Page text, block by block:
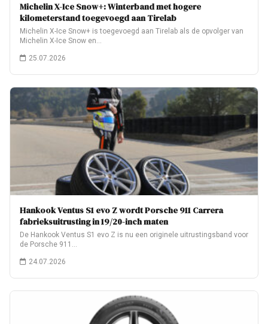
Michelin X-Ice Snow+: Winterband met hogere
kilometerstand toegevoegd aan Tirelab
Michelin X-Ice Snow+ is toegevoegd aan Tirelab als de opvolger van
Michelin X-Ice Snow en…
25.07.2026
Hankook Ventus S1 evo Z wordt Porsche 911 Carrera
fabrieksuitrusting in 19/20-inch maten
De Hankook Ventus S1 evo Z is nu een originele uitrustingsband voor
de Porsche 911…
24.07.2026